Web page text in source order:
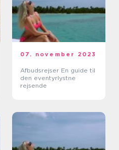
07. november 2023
Afbudsrejser En guide til
den eventyrlystne
rejsende